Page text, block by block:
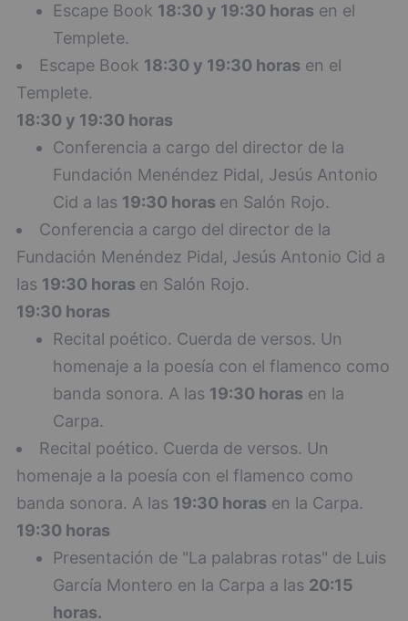
Escape Book 18:30 y 19:30 horas en el
Templete.
Escape Book 18:30 y 19:30 horas en el
Templete.
18:30 y 19:30 horas
Conferencia a cargo del director de la
Fundación Menéndez Pidal, Jesús Antonio
Cid a las 19:30 horas en Salón Rojo.
Conferencia a cargo del director de la
Fundación Menéndez Pidal, Jesús Antonio Cid a
las 19:30 horas en Salón Rojo.
19:30 horas
Recital poético. Cuerda de versos. Un
homenaje a la poesía con el flamenco como
banda sonora. A las 19:30 horas en la
Carpa.
Recital poético. Cuerda de versos. Un
homenaje a la poesía con el flamenco como
banda sonora. A las 19:30 horas en la Carpa.
19:30 horas
Presentación de "La palabras rotas" de Luis
García Montero en la Carpa a las 20:15
horas.